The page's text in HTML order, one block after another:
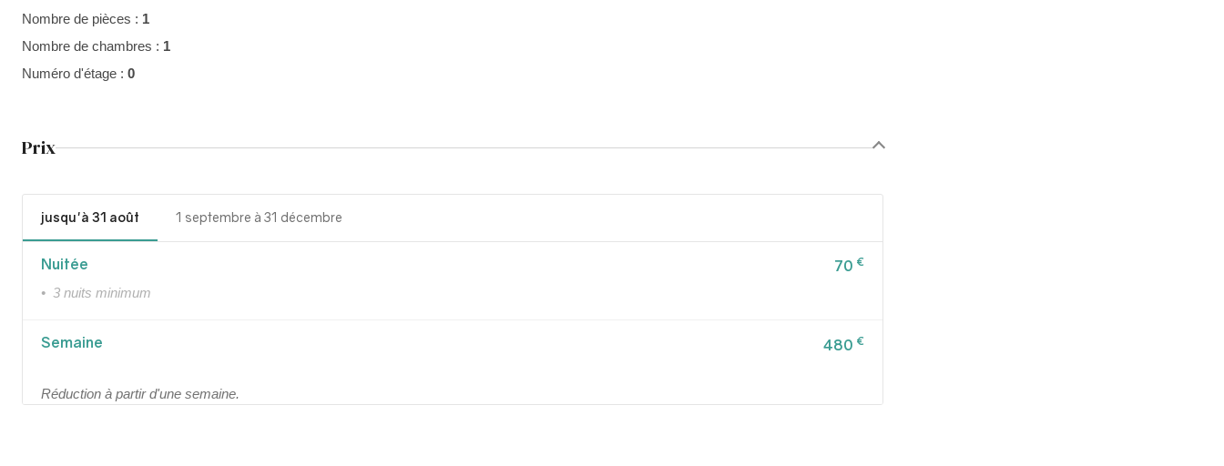
Nombre de pièces : 1
Nombre de chambres : 1
Numéro d'étage : 0
Prix
jusqu'à 31 août 1 septembre à 31 décembre
Nuitée 70 €
• 3 nuits minimum
Semaine 480 €
Réduction à partir d'une semaine.